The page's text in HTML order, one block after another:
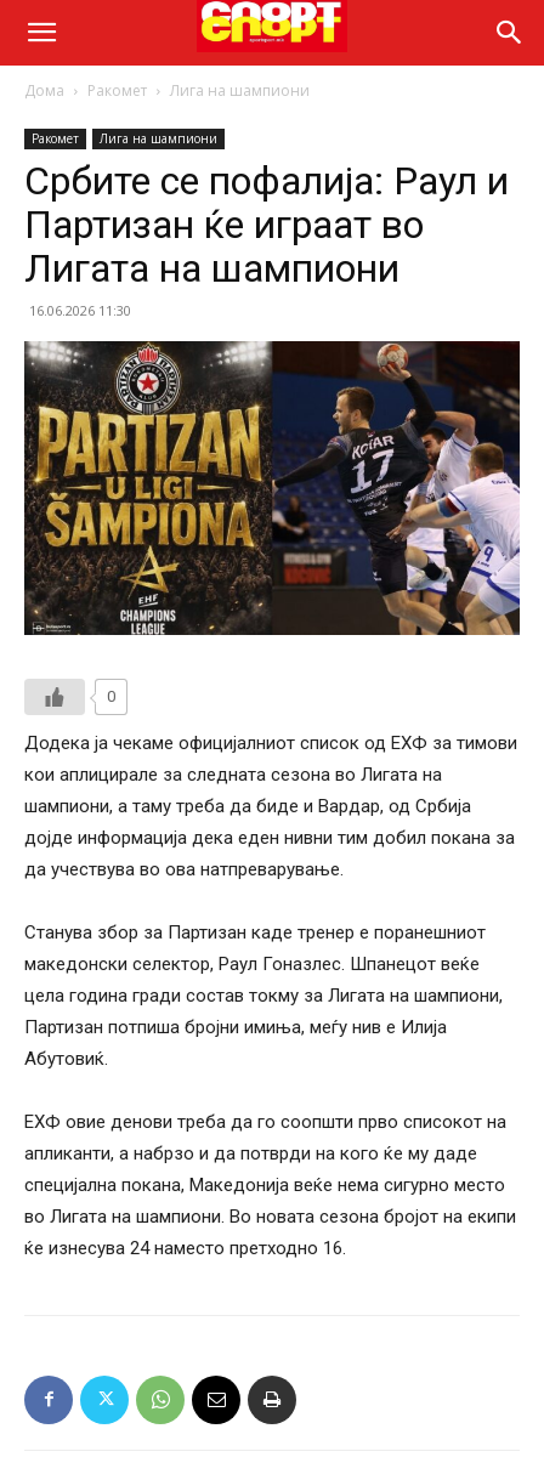
Дома Ракомет Лига на шампиони
Ракомет Лига на шампиони
Србите се пофалија: Раул и
Партизан ќе играат во
Лигата на шампиони
16.06.2026 11:30
0
Додека ја чекаме официјалниот список од ЕХФ за тимови
кои аплицирале за следната сезона во Лигата на
шампиони, а таму треба да биде и Вардар, од Србија
дојде информација дека еден нивни тим добил покана за
да учествува во ова натпреварување.
Станува збор за Партизан каде тренер е поранешниот
македонски селектор, Раул Гоназлес. Шпанецот веќе
цела година гради состав токму за Лигата на шампиони,
Партизан потпиша бројни имиња, меѓу нив е Илија
Абутовиќ.
ЕХФ овие денови треба да го соопшти прво списокот на
апликанти, а набрзо и да потврди на кого ќе му даде
специјална покана, Македонија веќе нема сигурно место
во Лигата на шампиони. Во новата сезона бројот на екипи
ќе изнесува 24 наместо претходно 16.